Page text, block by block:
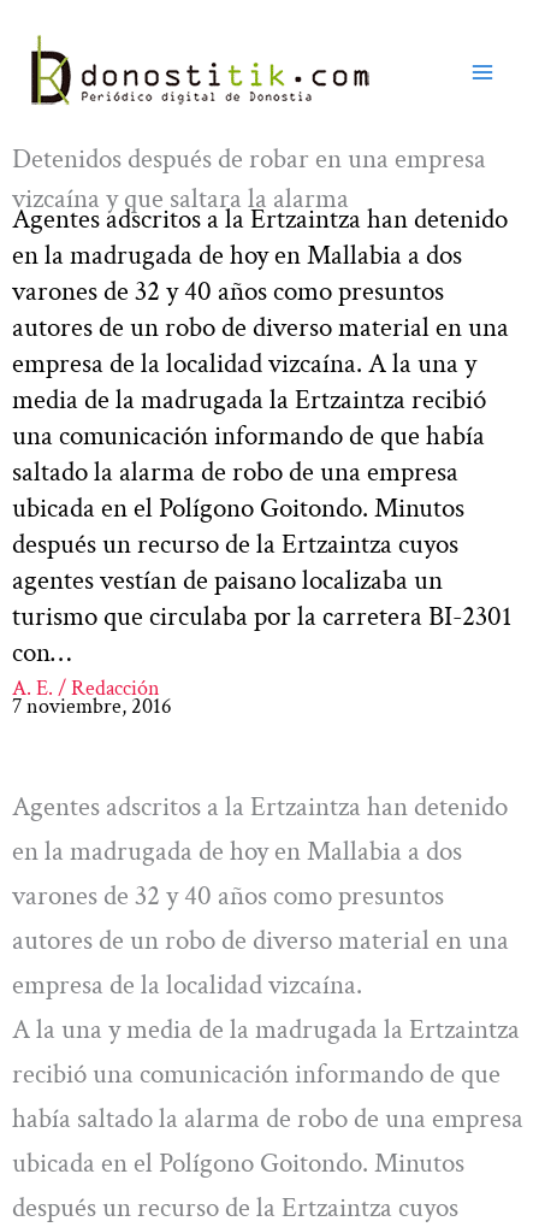
contenido
Detenidos después de robar en una empresa
vizcaína y que saltara la alarma
Agentes adscritos a la Ertzaintza han detenido
en la madrugada de hoy en Mallabia a dos
varones de 32 y 40 años como presuntos
autores de un robo de diverso material en una
empresa de la localidad vizcaína. A la una y
media de la madrugada la Ertzaintza recibió
una comunicación informando de que había
saltado la alarma de robo de una empresa
ubicada en el Polígono Goitondo. Minutos
después un recurso de la Ertzaintza cuyos
agentes vestían de paisano localizaba un
turismo que circulaba por la carretera BI-2301
con…
A. E. / Redacción
7 noviembre, 2016
Agentes adscritos a la Ertzaintza han detenido
en la madrugada de hoy en Mallabia a dos
varones de 32 y 40 años como presuntos
autores de un robo de diverso material en una
empresa de la localidad vizcaína.
A la una y media de la madrugada la Ertzaintza
recibió una comunicación informando de que
había saltado la alarma de robo de una empresa
ubicada en el Polígono Goitondo. Minutos
después un recurso de la Ertzaintza cuyos